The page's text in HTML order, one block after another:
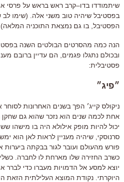
שיתמודדו בדו–קרב ראש בראש על פרסי
בפסטיבל שיהיה טוב משני אלה . (שימו לב
הפסטיבל בו גם נמצאת התוכניה המלאה).
הנה כמה מהסרטים הבולטים השנה
ובכולם נתגלו פגמים, הם עדיין ברובם
פסטיבלית:
״פיג״
ניקולס קייג׳ הפך בשנים האחרונות
אחת לכמה שנים הוא נזכר שהוא גם שחקן
יכול להיות מופק אילולא היה בו מישהו
סרנוסקי שיהיה מעניין לראות לאן הוא
פורש מהעולם ועובר לגור בבקתה ביערות
כשרב החזירה שלו מארחת לו לחברה
יוצא למסע אל הדמויות מעברו כדי לברר
היוקרתי נקודת המוצא העלילתית הזאת